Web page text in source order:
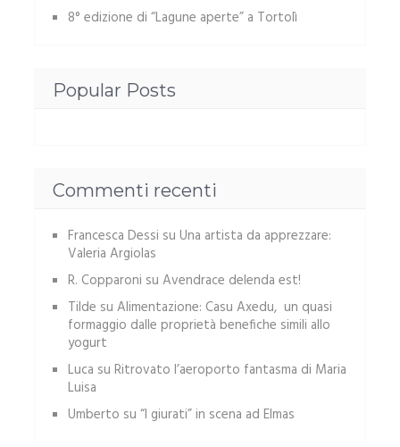
8° edizione di “Lagune aperte” a Tortolì
Popular Posts
Commenti recenti
Francesca Dessi su Una artista da apprezzare:
Valeria Argiolas
R. Copparoni su Avendrace delenda est!
Tilde su Alimentazione: Casu Axedu, un quasi
formaggio dalle proprietà benefiche simili allo
yogurt
Luca su Ritrovato l’aeroporto fantasma di Maria
Luisa
Umberto su “I giurati” in scena ad Elmas